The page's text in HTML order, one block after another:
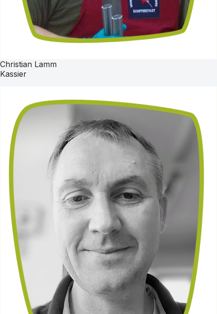
Christian Lamm
Kassier